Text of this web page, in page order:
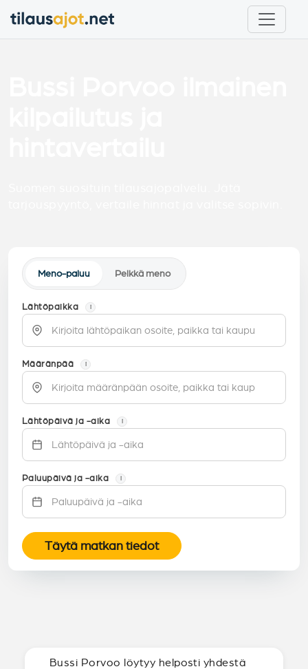
Meno-paluu Pelkkä meno
Lähtöpaikka i
Määränpää i
Lähtöpäivä ja -aika i
Paluupäivä ja -aika i
Täytä matkan tiedot
Bussi Porvoo löytyy helposti yhdestä